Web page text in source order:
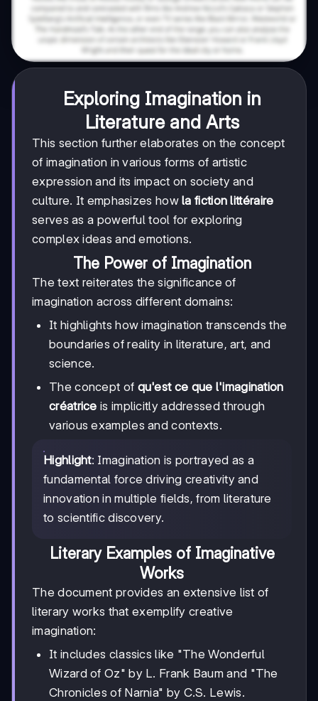
Exploring Imagination in
Literature and Arts
This section further elaborates on the concept
of imagination in various forms of artistic
expression and its impact on society and
culture. It emphasizes howla fiction littéraire
serves as a powerful tool for exploring
complex ideas and emotions.
The Power of Imagination
The text reiterates the significance of
imagination across different domains:
It highlights how imagination transcends the
boundaries of reality in literature, art, and
science.
The concept of qu'est ce que l'imagination
créatrice is implicitly addressed through
various examples and contexts.
Highlight: Imagination is portrayed as a
fundamental force driving creativity and
innovation in multiple fields, from literature
to scientific discovery.
Literary Examples of Imaginative
Works
The document provides an extensive list of
literary works that exemplify creative
imagination:
It includes classics like "The Wonderful
Wizard of Oz" by L. Frank Baum and "The
Chronicles of Narnia" by C.S. Lewis.